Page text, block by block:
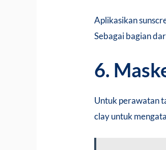
Aplikasikan
Sebagai bagian
6.
Untuk perawatan
clay untuk